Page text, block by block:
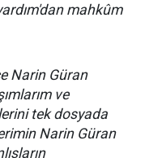
mahkûm
Narin Güran
ve
tek dosyada
Narin Güran